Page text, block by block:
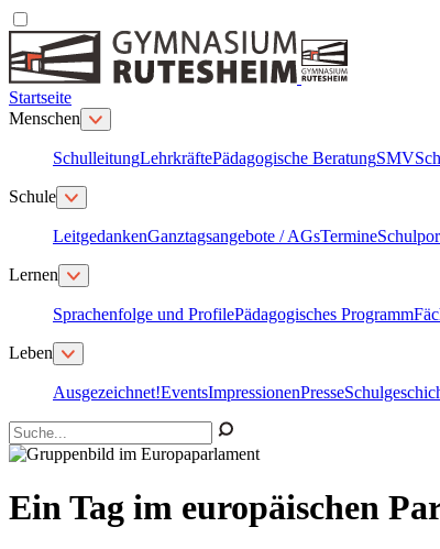
Startseite
Menschen
SchulleitungLehrkräftePädagogische BeratungSMV
Schule
LeitgedankenGanztagsangebote / AGsTermine
Lernen
Sprachenfolge und ProfilePädagogisches Programm
Leben
Ausgezeichnet!EventsImpressionenPresse
Ein Tag im europäischen